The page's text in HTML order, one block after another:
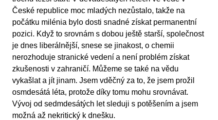
České republice moc mladých nezůstalo, takže na
počátku milénia bylo dosti snadné získat permanentní
pozici. Když to srovnám s dobou ještě starší, společnost
je dnes liberálnější, snese se jinakost, o chemii
nerozhoduje stranické vedení a není problém získat
zkušenosti v zahraničí. Můžeme se také na vědu
vykašlat a jít jinam. Jsem vděčný za to, že jsem prožil
osmdesátá léta, protože díky tomu mohu srovnávat.
Vývoj od sedmdesátých let sleduji s potěšením a jsem
možná až nekritický k dnešku.